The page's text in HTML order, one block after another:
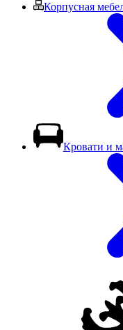
Корпусная
Кровати и